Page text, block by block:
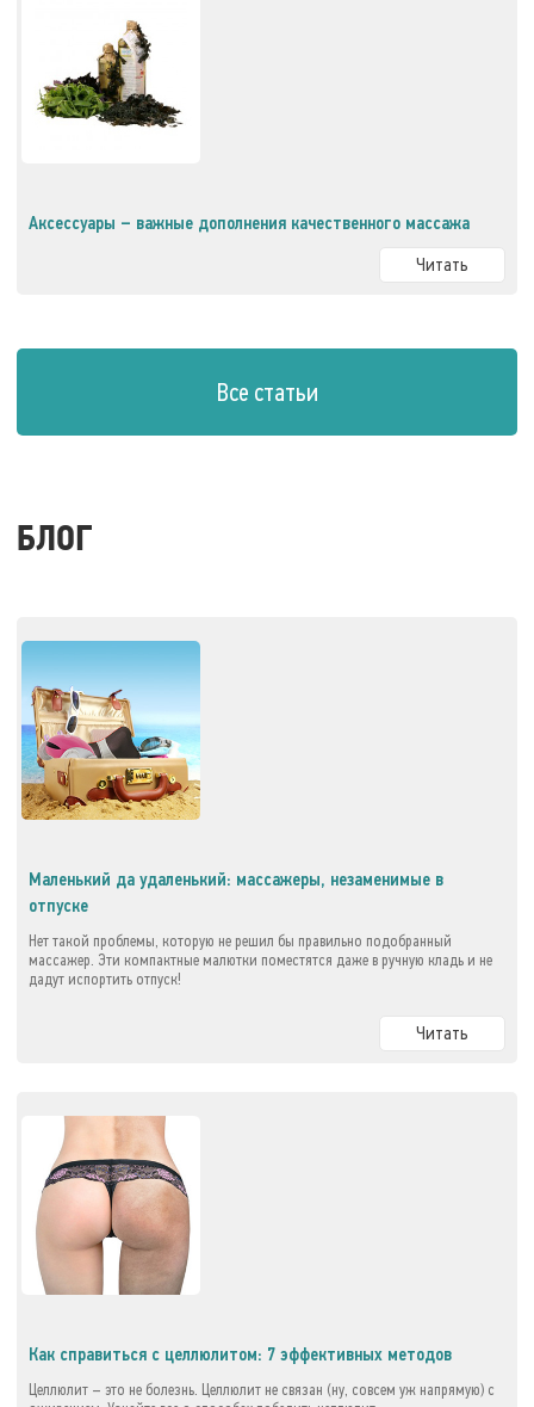
Аксессуары – важные дополнения качественного массажа
Читать
Все статьи
БЛОГ
Маленький да удаленький: массажеры, незаменимые в
отпуске
Нет такой проблемы, которую не решил бы правильно подобранный
массажер. Эти компактные малютки поместятся даже в ручную кладь и не
дадут испортить отпуск!
Читать
Как справиться с целлюлитом: 7 эффективных методов
Целлюлит – это не болезнь. Целлюлит не связан (ну, совсем уж напрямую) с